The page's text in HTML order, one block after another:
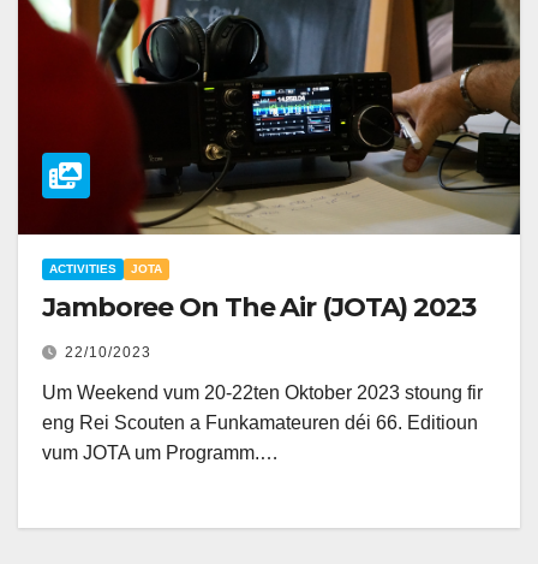
ACTIVITIES JOTA
Jamboree On The Air (JOTA) 2023
22/10/2023
Um Weekend vum 20-22ten Oktober 2023 stoung fir
eng Rei Scouten a Funkamateuren déi 66. Editioun
vum JOTA um Programm.…